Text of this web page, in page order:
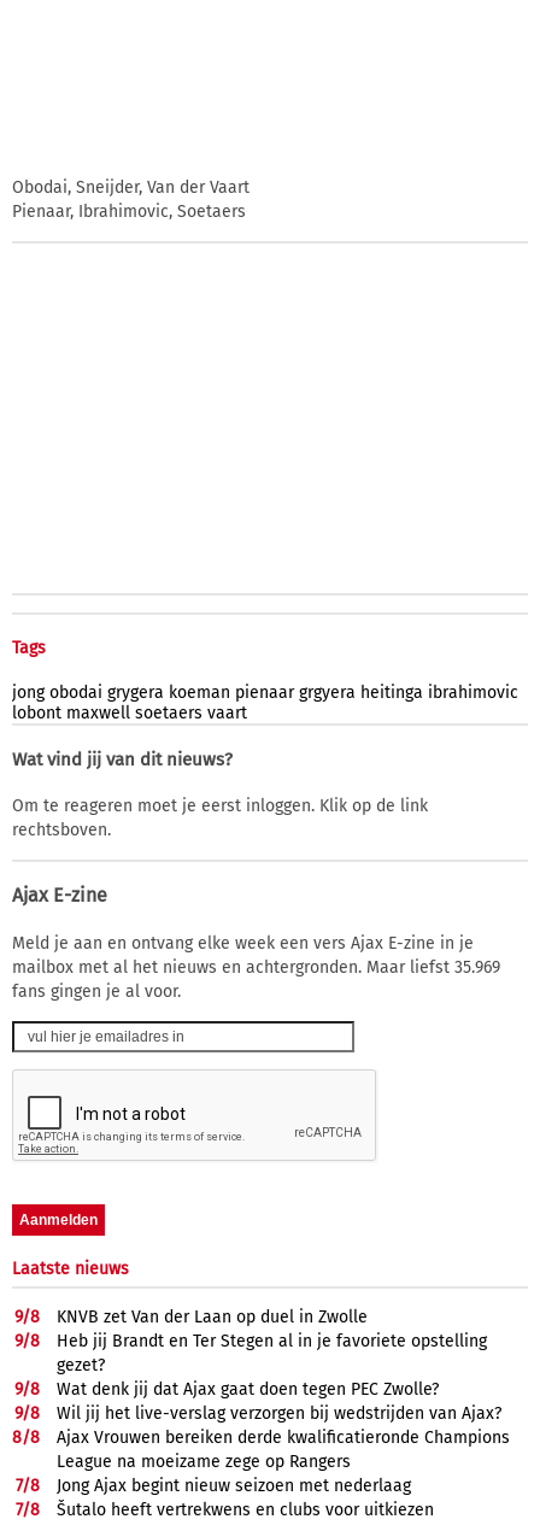
Obodai, Sneijder, Van der Vaart
Pienaar, Ibrahimovic, Soetaers
Tags
jong obodai grygera koeman pienaar grgyera heitinga ibrahimovic
lobont maxwell soetaers vaart
Wat vind jij van dit nieuws?
Om te reageren moet je eerst inloggen. Klik op de link
rechtsboven.
Ajax E-zine
Meld je aan en ontvang elke week een vers Ajax E-zine in je
mailbox met al het nieuws en achtergronden. Maar liefst 35.969
fans gingen je al voor.
Laatste nieuws
9/8
KNVB zet Van der Laan op duel in Zwolle
9/8
Heb jij Brandt en Ter Stegen al in je favoriete opstelling
gezet?
9/8
Wat denk jij dat Ajax gaat doen tegen PEC Zwolle?
9/8
Wil jij het live-verslag verzorgen bij wedstrijden van Ajax?
8/8
Ajax Vrouwen bereiken derde kwalificatieronde Champions
League na moeizame zege op Rangers
7/8
Jong Ajax begint nieuw seizoen met nederlaag
7/8
Šutalo heeft vertrekwens en clubs voor uitkiezen